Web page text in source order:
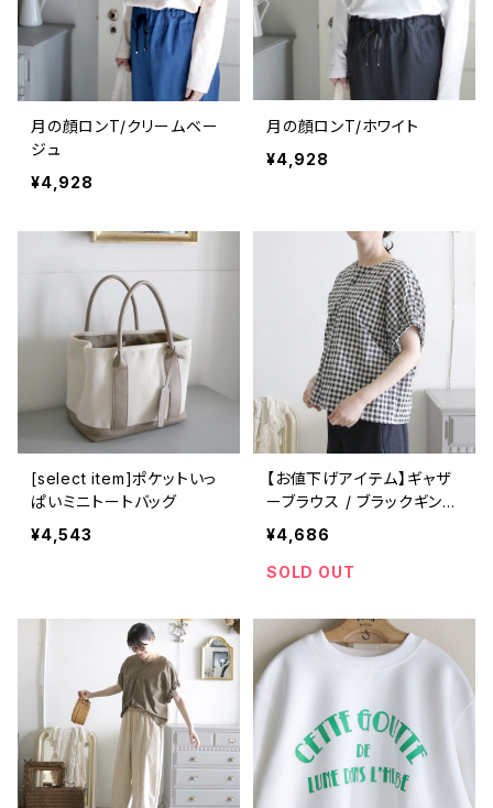
月の顔ロンT/クリームベー
ジュ
¥4,928
月の顔ロンT/ホワイト
¥4,928
[select item]ポケットいっ
ぱいミニトートバッグ
¥4,543
【お値下げアイテム】ギャザ
ーブラウス / ブラックギンガ
ム
¥4,686
SOLD OUT